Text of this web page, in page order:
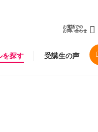
お電話での
お問い合わせ
を探す 受講生の声